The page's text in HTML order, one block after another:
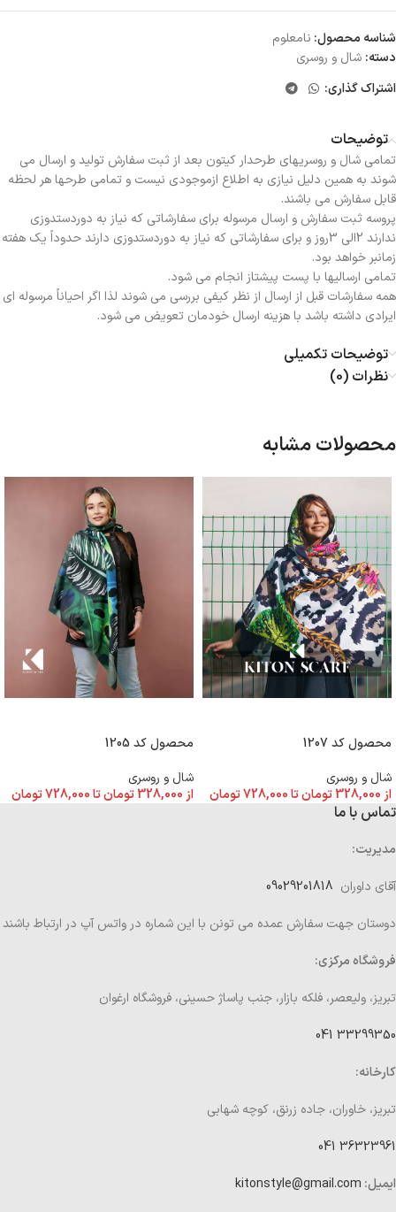
شناسه محصول: نامعلوم
دسته: شال و روسری
اشتراک گذاری:
توضیحات
تمامی شال و روسریهای طرحدار کیتون بعد از ثبت سفارش تولید و ارسال می
شوند به همین دلیل نیازی به اطلاع ازموجودی نیست و تمامی طرحها هر لحظه
قابل سفارش می باشند.
پروسه ثبت سفارش و ارسال مرسوله برای سفارشاتی که نیاز به دوردستدوزی
ندارند 2الی 3روز و برای سفارشاتی که نیاز به دوردستدوزی دارند حدوداً یک هفته
زمانبر خواهد بود.
تمامی ارسالیها با پست پیشتاز انجام می شود.
همه سفارشات قبل از ارسال از نظر کیفی بررسی می شوند لذا اگر احیاناً مرسوله ای
ایرادی داشته باشد با هزینه ارسال خودمان تعویض می شود.
توضیحات تکمیلی
نظرات (0)
محصولات مشابه
محصول کد 1207
شال و روسری
از 328,000تومانتا728,000تومان
محصول کد 1205
شال و روسری
از 328,000تومانتا728,000تومان
تماس با ما
مدیریت:
آقای داوران
دوستان جهت سفارش عمده می تونن با این شماره در واتس آپ در ارتباط باشند
فروشگاه مرکزی:
تبریز، ولیعصر، فلکه بازار، جنب پاساژ حسینی، فروشگاه ارغوان
33299350 041
کارخانه:
تبریز، خاوران، جاده زرنق، کوچه شهابی
36323961 041
ایمیل: kitonstyle@gmail.com